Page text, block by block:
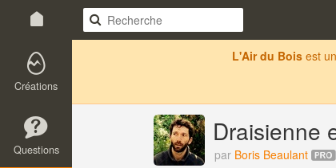
Créations
Questions
L'Air du Bois est
Draisienne
par Boris Beaulant